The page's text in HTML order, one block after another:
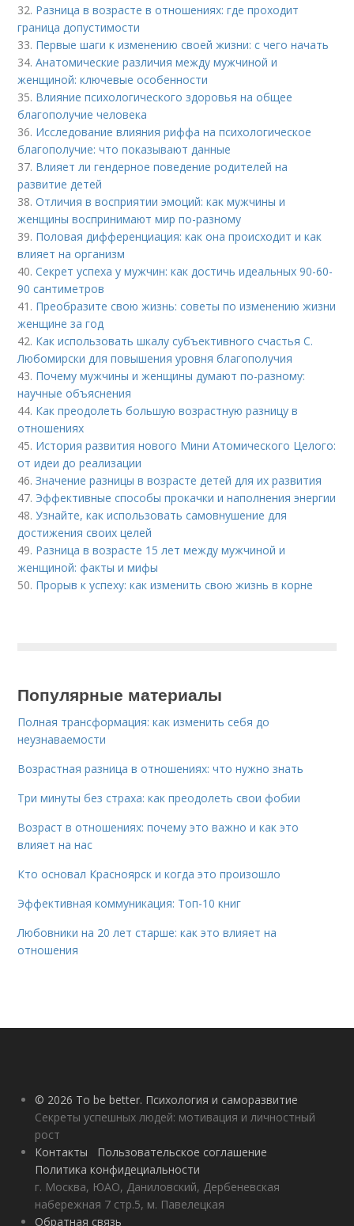
32. Разница в возрасте в отношениях: где проходит
граница допустимости
33. Первые шаги к изменению своей жизни: с чего начать
34.Анатомические различия между мужчиной и
женщиной: ключевые особенности
35. Влияние психологического здоровья на общее
благополучие человека
36. Исследование влияния риффа на психологическое
благополучие: что показывают данные
37. Влияет ли гендерное поведение родителей на
развитие детей
38.Отличия в восприятии эмоций: как мужчины и
женщины воспринимают мир по-разному
39. Половая дифференциация: как она происходит и как
влияет на организм
40.Секрет успеха у мужчин: как достичь идеальных 90-60-
90 сантиметров
41. Преобразите свою жизнь: советы по изменению жизни
женщине за год
42. Как использовать шкалу субъективного счастья С.
Любомирски для повышения уровня благополучия
43. Почему мужчины и женщины думают по-разному:
научные объяснения
44. Как преодолеть большую возрастную разницу в
отношениях
45. История развития нового Мини Атомического Целого:
от идеи до реализации
46.Значение разницы в возрасте детей для их развития
47. Эффективные способы прокачки и наполнения энергии
48.Узнайте, как использовать самовнушение для
достижения своих целей
49. Разница в возрасте 15 лет между мужчиной и
женщиной: факты и мифы
50. Прорыв к успеху: как изменить свою жизнь в корне
Популярные материалы
Полная трансформация: как изменить себя до
неузнаваемости
Возрастная разница в отношениях: что нужно знать
Три минуты без страха: как преодолеть свои фобии
Возраст в отношениях: почему это важно и как это
влияет на нас
Кто основал Красноярск и когда это произошло
Эффективная коммуникация: Топ-10 книг
Любовники на 20 лет старше: как это влияет на
отношения
© 2026 To be better. Психология и саморазвитие
Секреты успешных людей: мотивация и личностный
рост
Контакты
Пользовательское соглашение
Политика конфидециальности
г. Москва, ЮАО, Даниловский, Дербеневская
набережная 7 стр.5, м. Павелецкая
Обратная связь